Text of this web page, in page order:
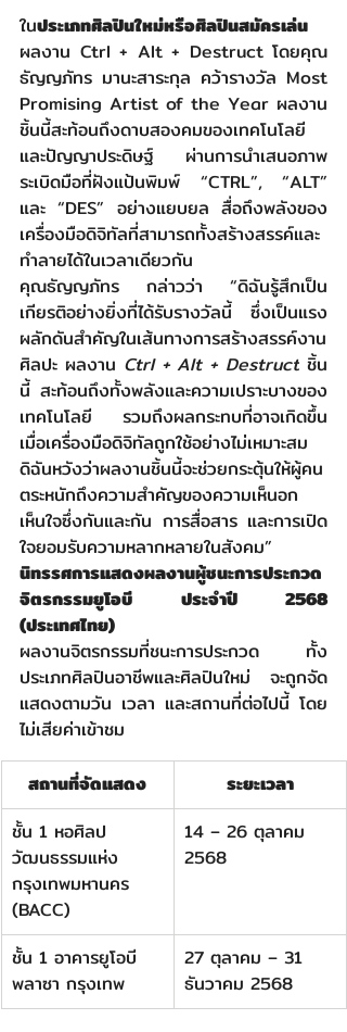
ในประเภทศิลปินใหม่หรือศิลปินสมัครเล่น
ผลงาน Ctrl + Alt + Destruct โดยคุณ
ธัญญภัทร มานะสาระกุล คว้ารางวัล Most
Promising Artist of the Year ผลงาน
ชิ้นนี้สะท้อนถึงดาบสองคมของเทคโนโลยี
และปัญญาประดิษฐ์ ผ่านการนำเสนอภาพ
ระเบิดมือที่ฝังแป้นพิมพ์ “CTRL”, “ALT”
และ “DES” อย่างแยบยล สื่อถึงพลังของ
เครื่องมือดิจิทัลที่สามารถทั้งสร้างสรรค์และ
ทำลายได้ในเวลาเดียวกัน
คุณธัญญภัทร กล่าวว่า “ดิฉันรู้สึกเป็น
เกียรติอย่างยิ่งที่ได้รับรางวัลนี้ ซึ่งเป็นแรง
ผลักดันสำคัญในเส้นทางการสร้างสรรค์งาน
ศิลปะ ผลงาน Ctrl + Alt + Destruct ชิ้น
นี้ สะท้อนถึงทั้งพลังและความเปราะบางของ
เทคโนโลยี รวมถึงผลกระทบที่อาจเกิดขึ้น
เมื่อเครื่องมือดิจิทัลถูกใช้อย่างไม่เหมาะสม
ดิฉันหวังว่าผลงานชิ้นนี้จะช่วยกระตุ้นให้ผู้คน
ตระหนักถึงความสำคัญของความเห็นอก
เห็นใจซึ่งกันและกัน การสื่อสาร และการเปิด
ใจยอมรับความหลากหลายในสังคม”
นิทรรศการแสดงผลงานผู้ชนะการประกวด
จิตรกรรมยูโอบี ประจำปี 2568
(ประเทศไทย)
ผลงานจิตรกรรมที่ชนะการประกวด ทั้ง
ประเภทศิลปินอาชีพและศิลปินใหม่ จะถูกจัด
แสดงตามวัน เวลา และสถานที่ต่อไปนี้ โดย
ไม่เสียค่าเข้าชม
สถานที่จัดแสดง
ระยะเวลา
ชั้น 1 หอศิลป
วัฒนธรรมแห่ง
กรุงเทพมหานคร
(BACC)
14 – 26 ตุลาคม
2568
ชั้น 1 อาคารยูโอบี
พลาซา กรุงเทพ
27 ตุลาคม – 31
ธันวาคม 2568